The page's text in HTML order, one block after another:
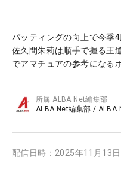
パッティングの向上で今季
佐久間朱莉は順手で握る王
でアマチュアの参考になる
所属ALBA Net編集部
ALBA Net編集部 / ALBA
配信日時： 2025年11月13